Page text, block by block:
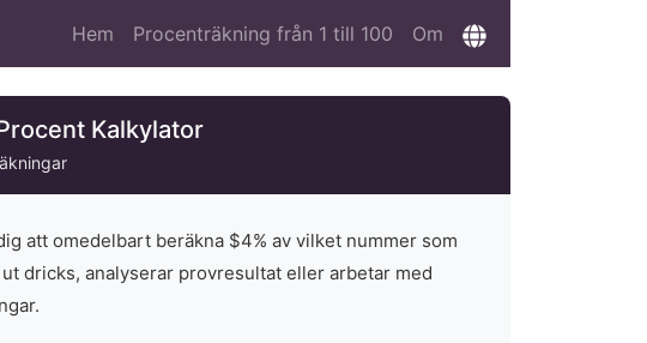
Hem Procenträkning från 1 till 100 Om
Kalkylator
att omedelbart beräkna $4% av vilket nummer som
dricks, analyserar provresultat eller arbetar med